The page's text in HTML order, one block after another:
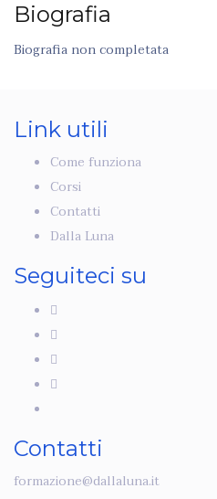
Biografia
Biografia non completata
Link utili
Come funziona
Corsi
Contatti
Dalla Luna
Seguiteci su
Contatti
formazione@dallaluna.it